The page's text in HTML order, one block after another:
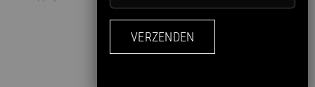
Webdesign:Studio Kaboem!
Facebook
Instagram